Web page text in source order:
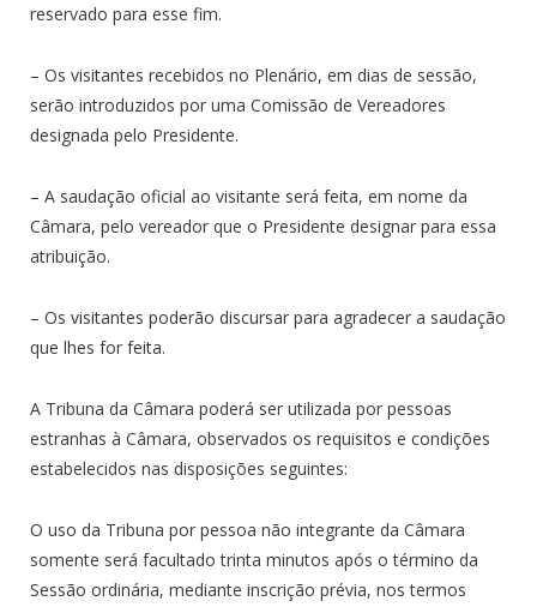
reservado para esse fim.
– Os visitantes recebidos no Plenário, em dias de sessão,
serão introduzidos por uma Comissão de Vereadores
designada pelo Presidente.
– A saudação oficial ao visitante será feita, em nome da
Câmara, pelo vereador que o Presidente designar para essa
atribuição.
– Os visitantes poderão discursar para agradecer a saudação
que lhes for feita.
A Tribuna da Câmara poderá ser utilizada por pessoas
estranhas à Câmara, observados os requisitos e condições
estabelecidos nas disposições seguintes:
O uso da Tribuna por pessoa não integrante da Câmara
somente será facultado trinta minutos após o término da
Sessão ordinária, mediante inscrição prévia, nos termos